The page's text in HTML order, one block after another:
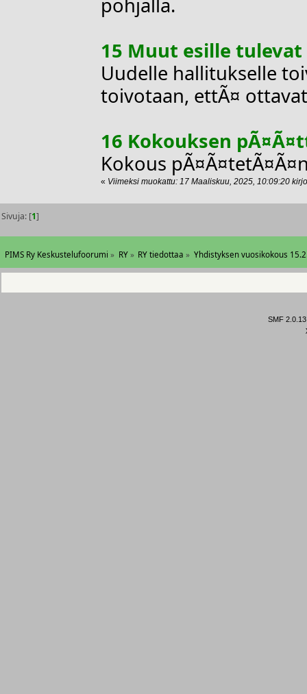
pohjalla.
15 Muut esille
Uudelle hallitukselle
toivotaan, ettÃ¤
16 Kokouksen
Kokous
« Viimeksi muokattu: 17 Maaliskuu, 2025, 10:09:20
Sivuja: [1]
PIMS Ry Keskustelufoorumi » RY» RY tiedottaa » Yhdistyksen vuosikokous
SMF 2.0.13